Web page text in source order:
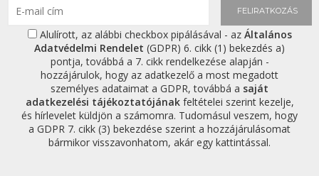
FELIRATKOZÁS
Alulírott, az alábbi checkbox pipálásával - az Általános
Adatvédelmi Rendelet (GDPR) 6. cikk (1) bekezdés a)
pontja, továbbá a 7. cikk rendelkezése alapján -
hozzájárulok, hogy az adatkezelő a most megadott
személyes adataimat a GDPR, továbbá a saját
adatkezelési tájékoztatójánakfeltételei szerint kezelje,
és hírlevelet küldjön a számomra. Tudomásul veszem, hogy
a GDPR 7. cikk (3) bekezdése szerint a hozzájárulásomat
bármikor visszavonhatom, akár egy kattintással.